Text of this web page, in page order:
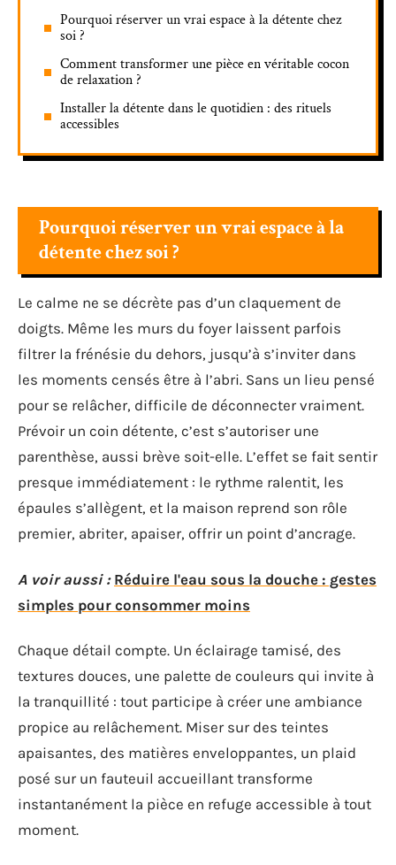
Pourquoi réserver un vrai espace à la détente chez
soi ?
Comment transformer une pièce en véritable cocon
de relaxation ?
Installer la détente dans le quotidien : des rituels
accessibles
Pourquoi réserver un vrai espace à la
détente chez soi ?
Le calme ne se décrète pas d’un claquement de
doigts. Même les murs du foyer laissent parfois
filtrer la frénésie du dehors, jusqu’à s’inviter dans
les moments censés être à l’abri. Sans un lieu pensé
pour se relâcher, difficile de déconnecter vraiment.
Prévoir un coin détente, c’est s’autoriser une
parenthèse, aussi brève soit-elle. L’effet se fait sentir
presque immédiatement : le rythme ralentit, les
épaules s’allègent, et la maison reprend son rôle
premier, abriter, apaiser, offrir un point d’ancrage.
A voir aussi : Réduire l'eau sous la douche : gestes
simples pour consommer moins
Chaque détail compte. Un éclairage tamisé, des
textures douces, une palette de couleurs qui invite à
la tranquillité : tout participe à créer une ambiance
propice au relâchement. Miser sur des teintes
apaisantes, des matières enveloppantes, un plaid
posé sur un fauteuil accueillant transforme
instantanément la pièce en refuge accessible à tout
moment.